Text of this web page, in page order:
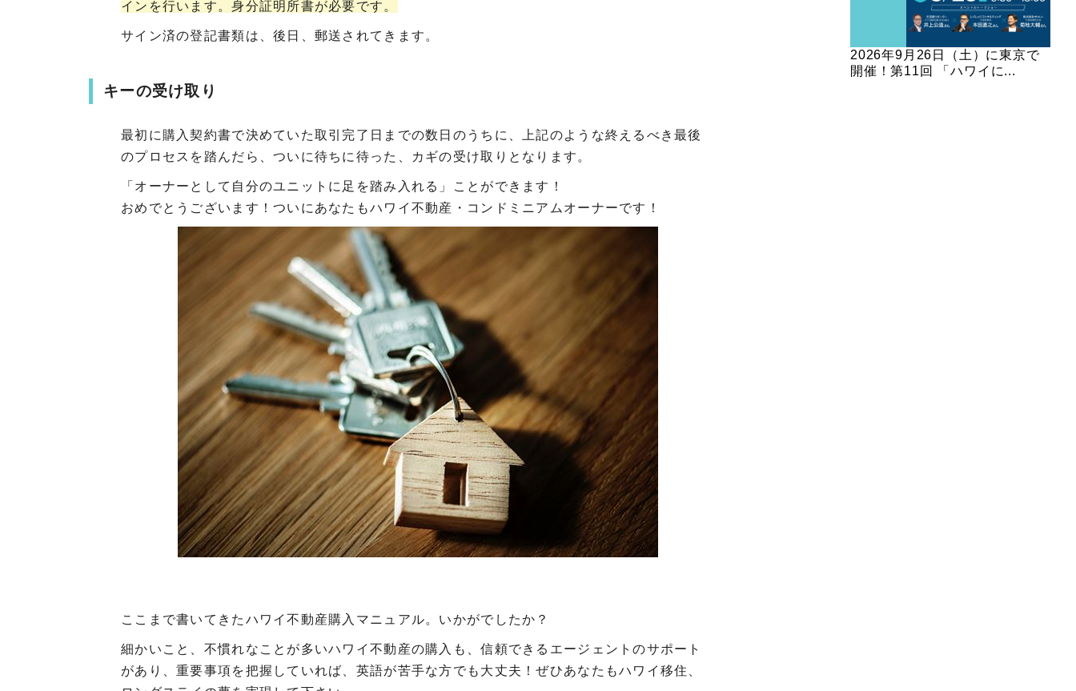
インを行います。身分証明所書が必要です。
サイン済の登記書類は、後日、郵送されてきます。
キーの受け取り
最初に購入契約書で決めていた取引完了日までの数日のうちに、上記のような終えるべき最後
のプロセスを踏んだら、ついに待ちに待った、カギの受け取りとなります。
「オーナーとして自分のユニットに足を踏み入れる」ことができます！
おめでとうございます！ついにあなたもハワイ不動産・コンドミニアムオーナーです！
ここまで書いてきたハワイ不動産購入マニュアル。いかがでしたか？
細かいこと、不慣れなことが多いハワイ不動産の購入も、信頼できるエージェントのサポート
があり、重要事項を把握していれば、英語が苦手な方でも大丈夫！ぜひあなたもハワイ移住、
2026年9月26日（土）に東京で
開催！第11回 「ハワイに...